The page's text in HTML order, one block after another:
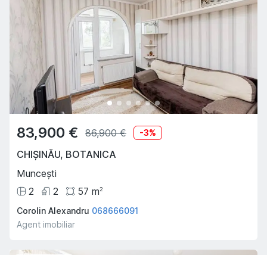
83,900 € 86,900 € -3%
CHIȘINĂU, BOTANICA
Muncești
2
2 57 m2
Corolin Alexandru 068666091
Agent imobiliar